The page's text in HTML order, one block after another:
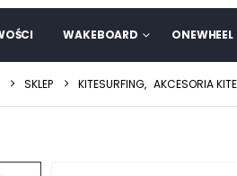
WAKEBOARD ONEWHEEL
SKLEP KITESURFING, AKCESORIA KITE